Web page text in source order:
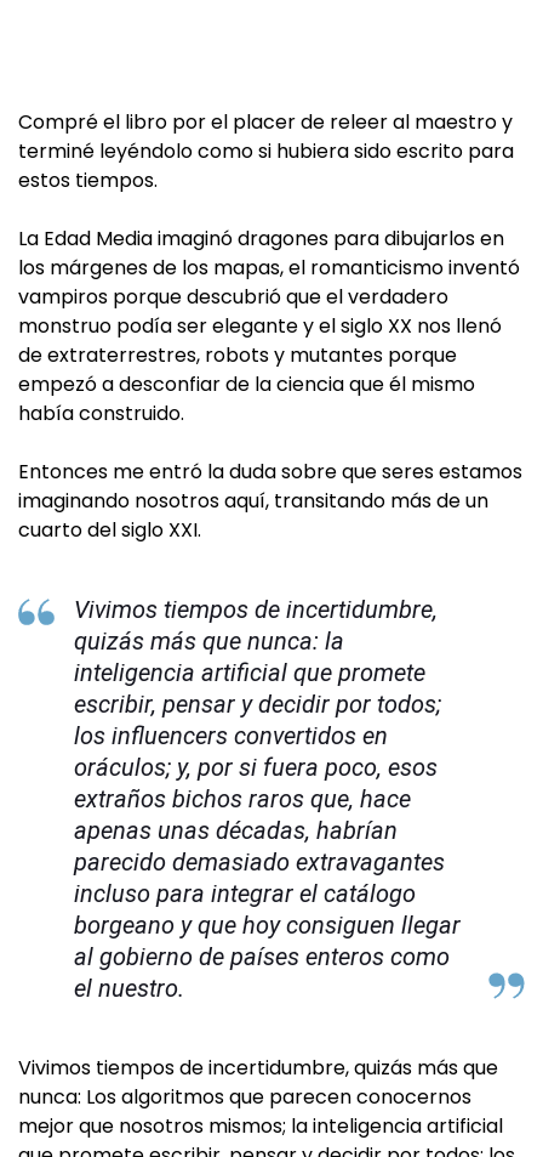
Compré el libro por el placer de releer al maestro y
terminé leyéndolo como si hubiera sido escrito para
estos tiempos.
La Edad Media imaginó dragones para dibujarlos en
los márgenes de los mapas, el romanticismo inventó
vampiros porque descubrió que el verdadero
monstruo podía ser elegante y el siglo XX nos llenó
de extraterrestres, robots y mutantes porque
empezó a desconfiar de la ciencia que él mismo
había construido.
Entonces me entró la duda sobre que seres estamos
imaginando nosotros aquí, transitando más de un
cuarto del siglo XXI.
Vivimos tiempos de incertidumbre,
quizás más que nunca: la
inteligencia artificial que promete
escribir, pensar y decidir por todos;
los influencers convertidos en
oráculos; y, por si fuera poco, esos
extraños bichos raros que, hace
apenas unas décadas, habrían
parecido demasiado extravagantes
incluso para integrar el catálogo
borgeano y que hoy consiguen llegar
al gobierno de países enteros como
el nuestro.
Vivimos tiempos de incertidumbre, quizás más que
nunca: Los algoritmos que parecen conocernos
mejor que nosotros mismos; la inteligencia artificial